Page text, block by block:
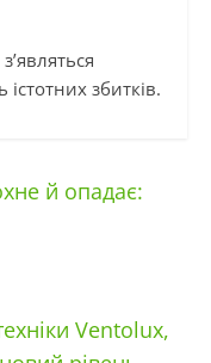
істотних збитків.
й опадає:
Ventolux,